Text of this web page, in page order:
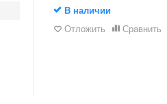
В наличии
Отложить
Сравнить